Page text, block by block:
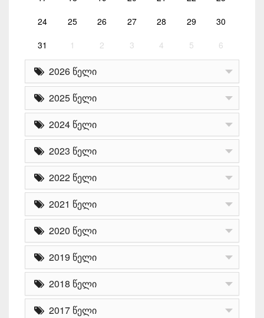
24 25 26 27 28 29 30
31 1 2 3 4 5 6
2026 წელი
2025 წელი
2024 წელი
2023 წელი
2022 წელი
2021 წელი
2020 წელი
2019 წელი
2018 წელი
2017 წელი